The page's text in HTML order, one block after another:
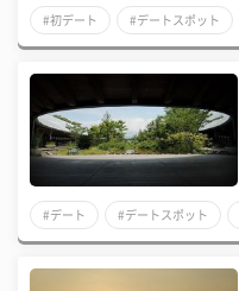
#初デート #デートスポット
#デート #デートスポット